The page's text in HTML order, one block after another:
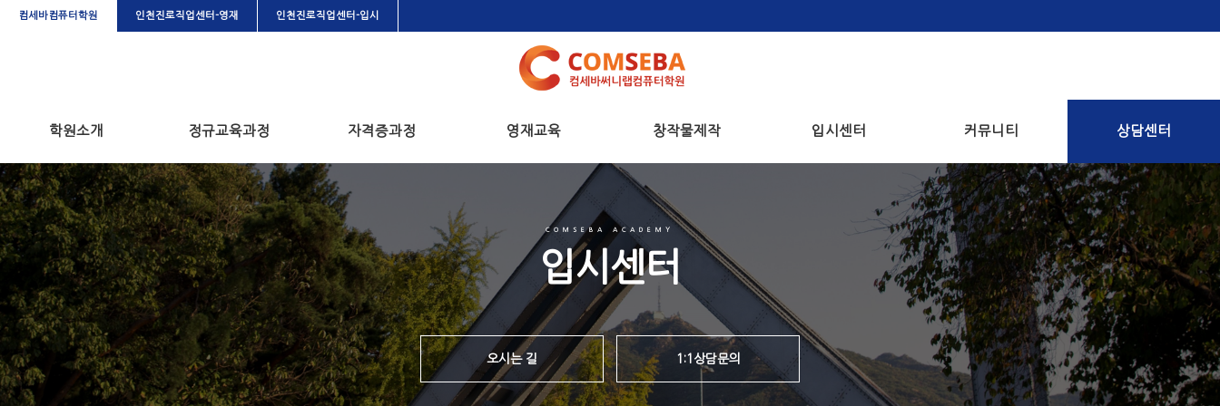
컴세바컴퓨터학원 인천진로직업센터-영재 인천진로직업센터-입시
학원소개 정규교육과정 자격증과정 영재교육 창작물제작 입시센터 커뮤니티 상담센터
COMSEBA ACADEMY
입시센터
오시는 길 1:1상담문의